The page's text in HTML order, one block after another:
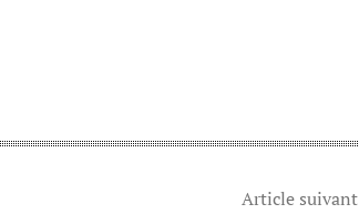
Article suivant